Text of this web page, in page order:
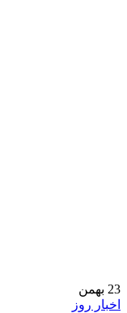
23 بهمن
اخبار روز